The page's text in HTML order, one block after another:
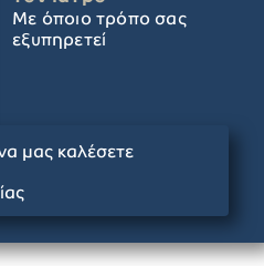
Με όποιο τρόπο σας
εξυπηρετεί
μας καλέσετε